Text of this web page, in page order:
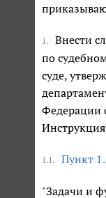
1. Внести
по
суде,
Федерации
1.1. Пункт
"Задачи и